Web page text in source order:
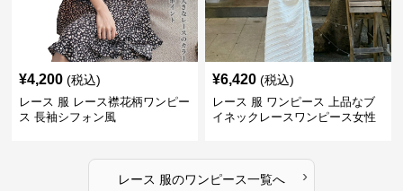
¥4,200 (税込)
レース 服 レース襟花柄ワンピー
ス 長袖シフォン風
¥6,420 (税込)
レース 服 ワンピース 上品なブ
イネックレースワンピース女性
レース 服のワンピース一覧へ ›